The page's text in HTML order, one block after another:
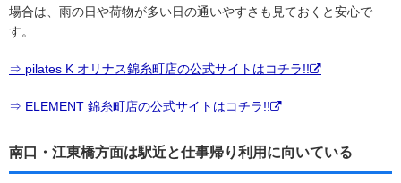
場合は、雨の日や荷物が多い日の通いやすさも見ておくと安心で
す。
⇒ pilates K オリナス錦糸町店の公式サイトはコチラ!!
⇒ ELEMENT 錦糸町店の公式サイトはコチラ!!
南口・江東橋方面は駅近と仕事帰り利用に向いている